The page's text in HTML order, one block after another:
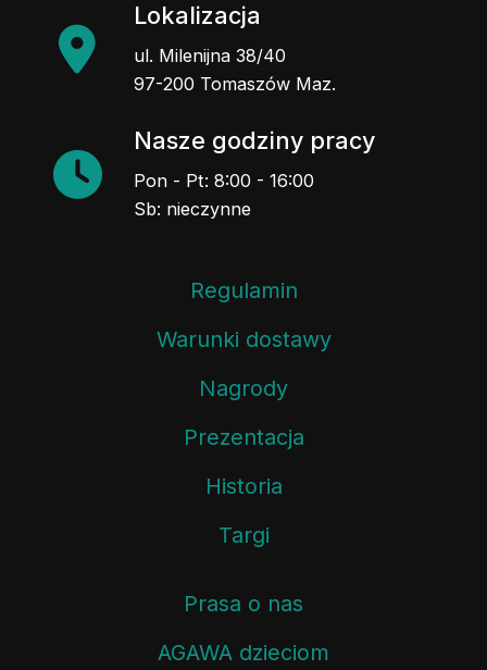
Lokalizacja
ul. Milenijna 38/40
97-200 Tomaszów Maz.
Nasze godziny pracy
Pon - Pt: 8:00 - 16:00
Sb: nieczynne
Regulamin
Warunki dostawy
Nagrody
Prezentacja
Historia
Targi
Prasa o nas
AGAWA dzieciom